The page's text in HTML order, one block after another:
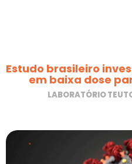
Estudo brasileiro
em baixa dose
LABORATÓRIO